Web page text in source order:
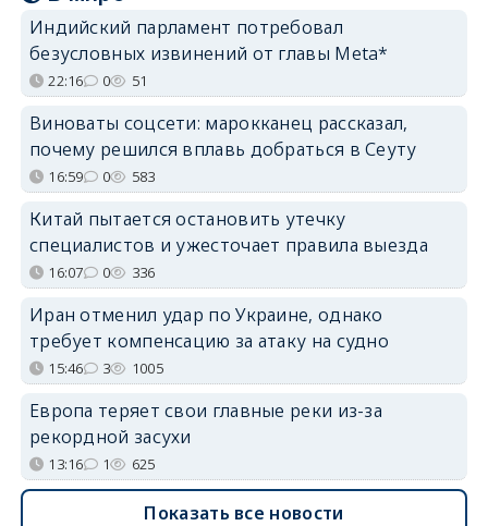
Индийский парламент потребовал
безусловных извинений от главы Meta*
22:16 0 51
Виноваты соцсети: марокканец рассказал,
почему решился вплавь добраться в Сеуту
16:59 0 583
Китай пытается остановить утечку
специалистов и ужесточает правила выезда
16:07 0 336
Иран отменил удар по Украине, однако
требует компенсацию за атаку на судно
15:46 3 1005
Европа теряет свои главные реки из-за
рекордной засухи
13:16 1 625
Показать все новости